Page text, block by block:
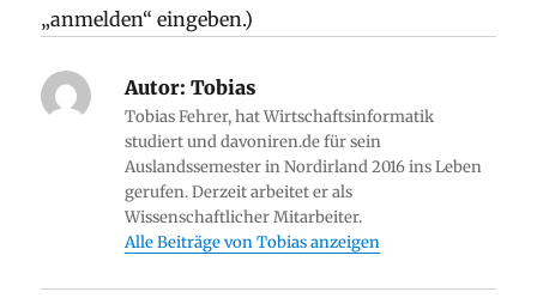
„anmelden“ eingeben.)
Autor: Tobias
Tobias Fehrer, hat Wirtschaftsinformatik
studiert und davoniren.de für sein
Auslandssemester in Nordirland 2016 ins Leben
gerufen. Derzeit arbeitet er als
Wissenschaftlicher Mitarbeiter.
Alle Beiträge von Tobias anzeigen